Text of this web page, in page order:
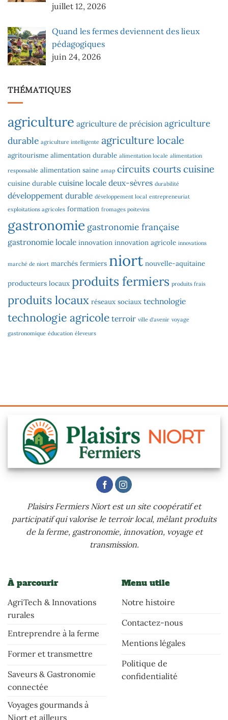
juillet 12, 2026
Quand les fermes deviennent des lieux
pédagogiques
juin 24, 2026
THÉMATIQUES
agriculture agriculture de précision agriculture
durable agriculture intelligente agriculture locale
agritourisme alimentation durable alimentation locale alimentation
responsable alimentation saine amap circuits courts cuisine
cuisine durable cuisine locale deux-sèvres durabilité
développement durable développement local entrepreneuriat
exploitations agricoles formation fromages poitevins
gastronomie gastronomie française
gastronomie locale innovation innovation agricole innovations
marché de niort marchés fermiers niort nouvelle-aquitaine
producteurs locaux produits fermiers produits frais
produits locaux réseaux sociaux technologie
technologie agricole terroir ville d'avenir voyage
gastronomique éducation éleveurs
Plaisirs Fermiers Niort est un site coopératif et
participatif qui valorise le terroir local, mêlant produits
de la ferme, gastronomie, innovation, voyage et
transmission.
À parcourir
AgriTech & Innovations
rurales
Entreprendre à la ferme
Former et transmettre
Saveurs & Gastronomie
connectée
Voyages gourmands à
Niort et ailleurs
Menu utile
Notre histoire
Contactez-nous
Mentions légales
Politique de
confidentialité